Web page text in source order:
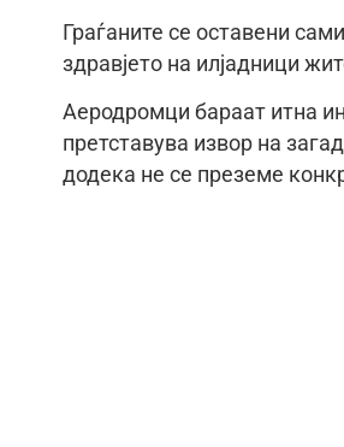
Граѓаните се оставени
здравјето на илјадници
Аеродромци бараат итна
претставува извор на
додека не се преземе